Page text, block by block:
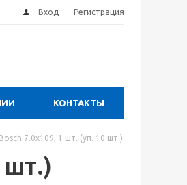
Вход Регистрация
КОНТАКТЫ
7.0х109, 1 шт. (уп. 10 шт.)
шт.)